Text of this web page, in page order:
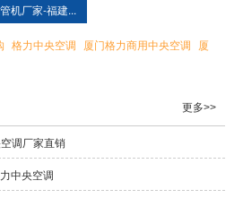
机厂家-福建...
格力中央空调 厦门格力商用中央空调 厦
更多>>
调厂家直销
中央空调